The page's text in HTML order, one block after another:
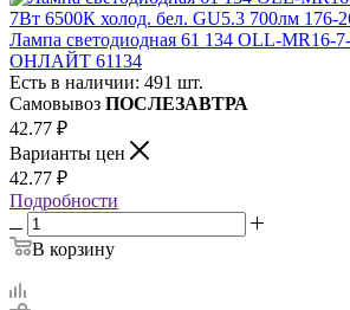
Лампа светодиодная 61 134 OLL-MR16-
ОНЛАЙТ 61134
Есть в наличии: 491 шт.
Самовывоз ПОСЛЕЗАВТРА
42.77 ₽
Варианты цен
42.77 ₽
Подробности
В корзину